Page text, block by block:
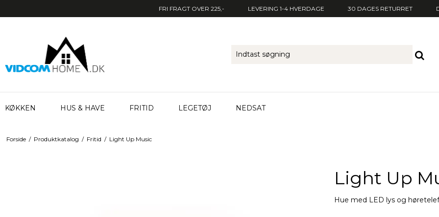
FRI FRAGT OVER 225,- LEVERING 1-4 HVERDAGE 30 DAGES RETURRET
KØKKEN HUS & HAVE FRITID LEGETØJ NEDSAT
Forside / Produktkatalog / Fritid / Light Up Music
Light Up
Hue med LED lys og